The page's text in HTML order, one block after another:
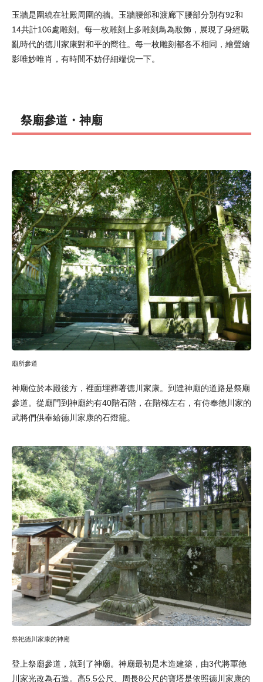
玉牆是圍繞在社殿周圍的牆。玉牆腰部和渡廊下腰部分別有92和
14共計106處雕刻。每一枚雕刻上多雕刻鳥為妝飾，展現了身經戰
亂時代的德川家康對和平的嚮往。每一枚雕刻都各不相同，繪聲繪
影唯妙唯肖，有時間不妨仔細端倪一下。
祭廟參道・神廟
廟所參道
神廟位於本殿後方，裡面埋葬著德川家康。到達神廟的道路是祭廟
參道。從廟門到神廟約有40階石階，在階梯左右，有侍奉德川家的
武將們供奉給德川家康的石燈籠。
祭祀德川家康的神廟
登上祭廟參道，就到了神廟。神廟最初是木造建築，由3代將軍德
川家光改為石造。高5.5公尺、周長8公尺的寶塔是依照德川家康的